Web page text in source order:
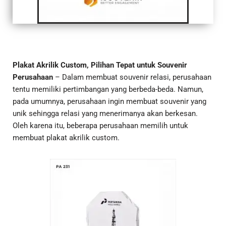
Plakat Akrilik Custom, Pilihan Tepat untuk Souvenir
Perusahaan – Dalam membuat souvenir relasi, perusahaan
tentu memiliki pertimbangan yang berbeda-beda. Namun,
pada umumnya, perusahaan ingin membuat souvenir yang
unik sehingga relasi yang menerimanya akan berkesan.
Oleh karena itu, beberapa perusahaan memilih untuk
membuat plakat akrilik custom.